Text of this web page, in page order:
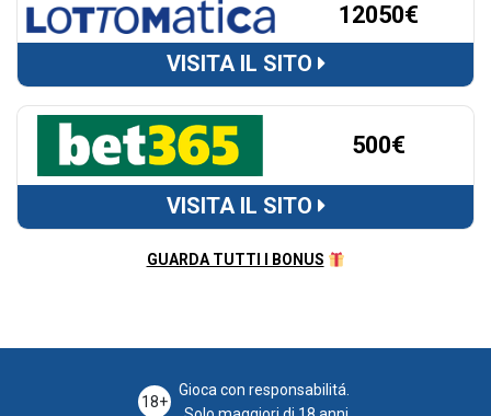
12050€
VISITA IL SITO
500€
VISITA IL SITO
GUARDA TUTTI I BONUS
18+
Gioca con responsabilitá.